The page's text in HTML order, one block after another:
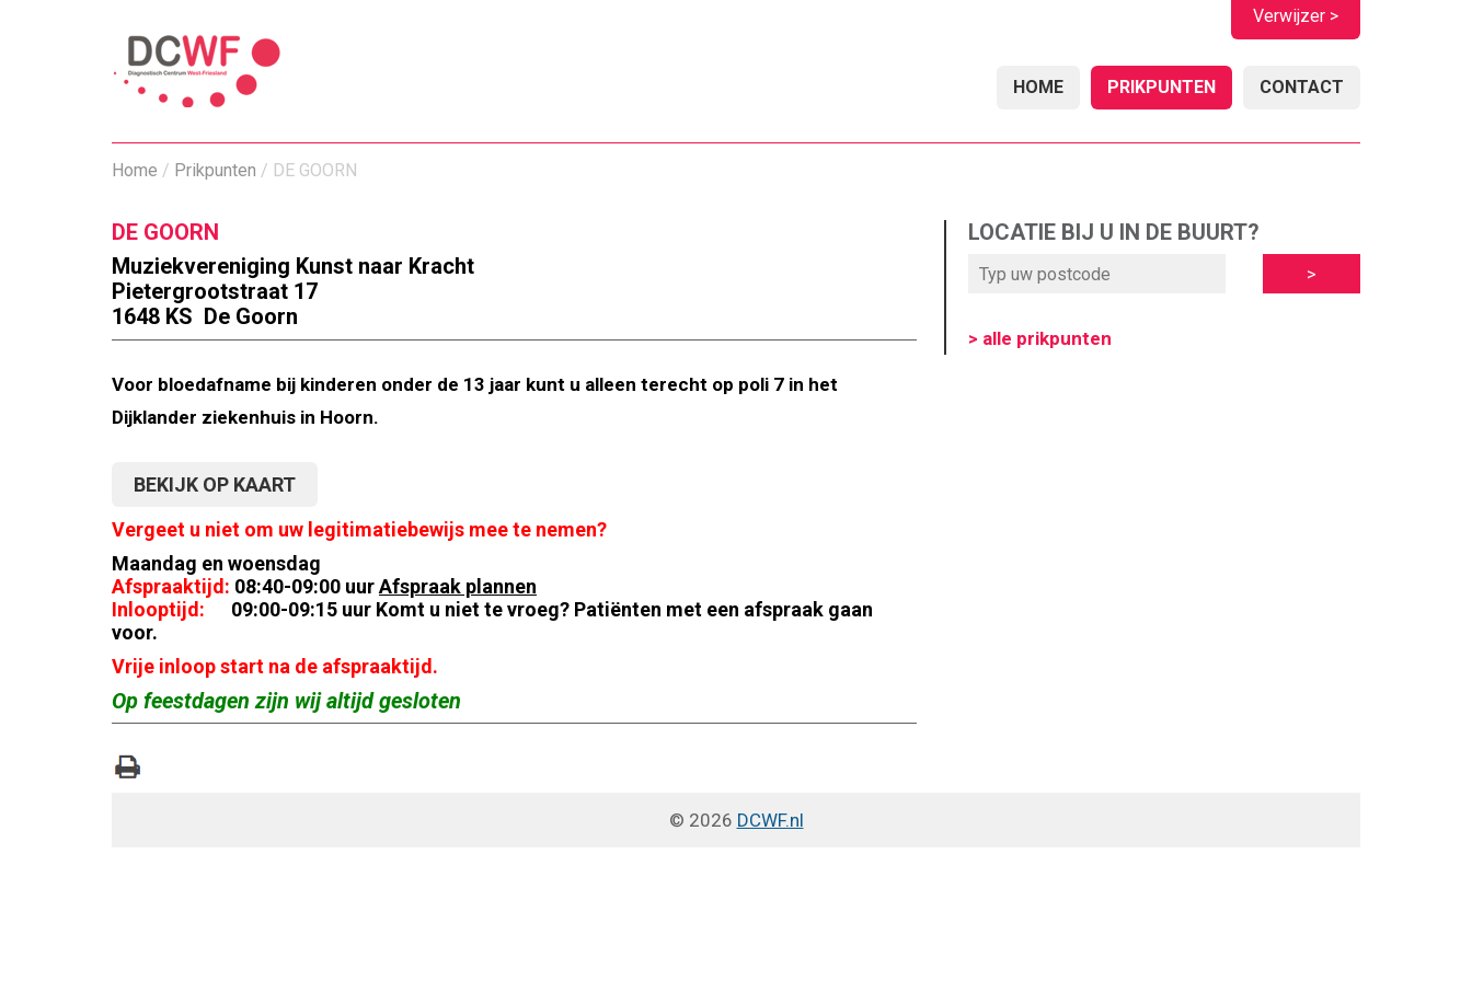
Verwijzer >
HOME PRIKPUNTEN CONTACT
Home / Prikpunten / DE GOORN
DE GOORN
Muziekvereniging Kunst naar Kracht
Pietergrootstraat 17
1648 KS De Goorn
Voor bloedafname bij kinderen onder de 13 jaar kunt u alleen terecht op poli 7 in het
Dijklander ziekenhuis in Hoorn.
BEKIJK OP KAART
Vergeet u niet om uw legitimatiebewijs mee te nemen?
Maandag en woensdag
Afspraaktijd: 08:40-09:00 uurAfspraak plannen
Inlooptijd:
09:00-09:15 uur Komt u niet te vroeg? Patiënten met een afspraak gaan
voor.
Vrije inloop start na de afspraaktijd.
Op feestdagen zijn wij altijd gesloten
LOCATIE BIJ U IN DE BUURT?
> alle prikpunten
© 2026 DCWF.nl